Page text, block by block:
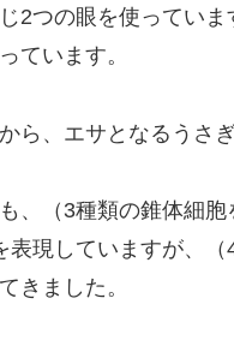
2つの眼を使ってい
ています。
ら、エサとなるうさ
、（3種類の錐体細
表現していますが、
きました。